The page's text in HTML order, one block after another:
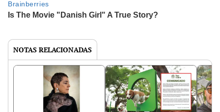
NOTAS RELACIONADAS